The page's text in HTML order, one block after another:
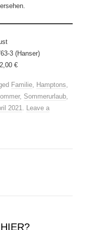
3 (Hanser)
€
Familie Hamptons
, Sommerurlaub
2021
Leave a